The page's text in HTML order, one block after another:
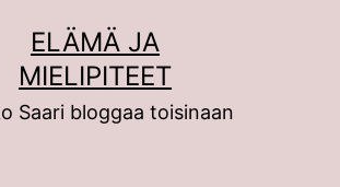
ELÄMÄ JA
MIELIPITEET
Saari bloggaa toisinaan